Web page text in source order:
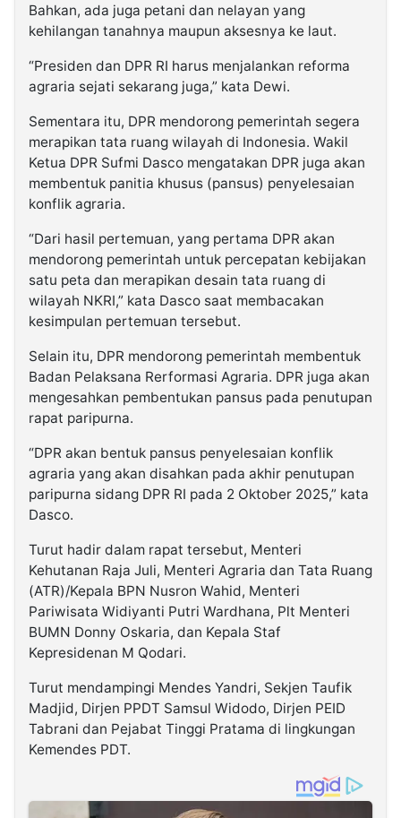
Bahkan, ada juga petani dan nelayan yang
kehilangan tanahnya maupun aksesnya ke laut.
“Presiden dan DPR RI harus menjalankan reforma
agraria sejati sekarang juga,” kata Dewi.
Sementara itu, DPR mendorong pemerintah segera
merapikan tata ruang wilayah di Indonesia. Wakil
Ketua DPR Sufmi Dasco mengatakan DPR juga akan
membentuk panitia khusus (pansus) penyelesaian
konflik agraria.
“Dari hasil pertemuan, yang pertama DPR akan
mendorong pemerintah untuk percepatan kebijakan
satu peta dan merapikan desain tata ruang di
wilayah NKRI,” kata Dasco saat membacakan
kesimpulan pertemuan tersebut.
Selain itu, DPR mendorong pemerintah membentuk
Badan Pelaksana Rerformasi Agraria. DPR juga akan
mengesahkan pembentukan pansus pada penutupan
rapat paripurna.
“DPR akan bentuk pansus penyelesaian konflik
agraria yang akan disahkan pada akhir penutupan
paripurna sidang DPR RI pada 2 Oktober 2025,” kata
Dasco.
Turut hadir dalam rapat tersebut, Menteri
Kehutanan Raja Juli, Menteri Agraria dan Tata Ruang
(ATR)/Kepala BPN Nusron Wahid, Menteri
Pariwisata Widiyanti Putri Wardhana, Plt Menteri
BUMN Donny Oskaria, dan Kepala Staf
Kepresidenan M Qodari.
Turut mendampingi Mendes Yandri, Sekjen Taufik
Madjid, Dirjen PPDT Samsul Widodo, Dirjen PEID
Tabrani dan Pejabat Tinggi Pratama di lingkungan
Kemendes PDT.